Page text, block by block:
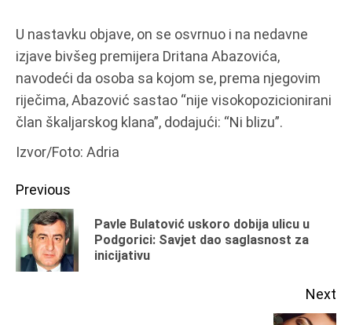
U nastavku objave, on se osvrnuo i na nedavne
izjave bivšeg premijera Dritana Abazovića,
navodeći da osoba sa kojom se, prema njegovim
riječima, Abazović sastao “nije visokopozicionirani
član škaljarskog klana”, dodajući: “Ni blizu”.
Izvor/Foto: Adria
Continue
Reading
Previous
Pavle Bulatović uskoro dobija ulicu u
Podgorici: Savjet dao saglasnost za
inicijativu
Next